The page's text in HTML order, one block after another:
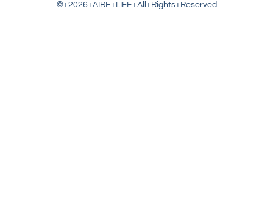
©+2026+AIRE+LIFE+All+Rights+Reserved